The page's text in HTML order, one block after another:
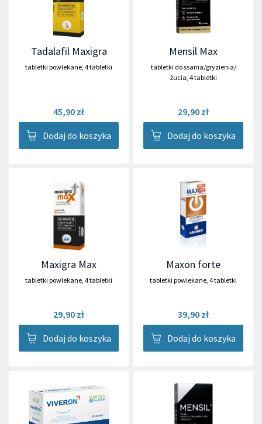
Tadalafil Maxigra
tabletki powlekane 4 tabletki
45,90 zł
Dodaj do koszyka
Mensil Max
tabletki do ssania/gryzienia/
żucia 4 tabletki
29,90 zł
Dodaj do koszyka
Maxigra Max
tabletki powlekane 4 tabletki
29,90 zł
Dodaj do koszyka
Maxon forte
tabletki powlekane 4 tabletki
39,90 zł
Dodaj do koszyka